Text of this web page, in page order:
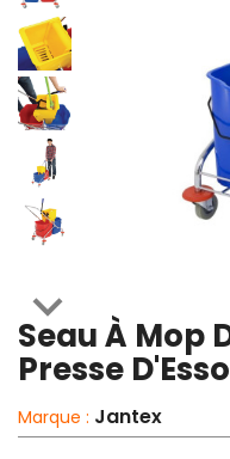

Seau À Mop
Presse
Marque : Jantex